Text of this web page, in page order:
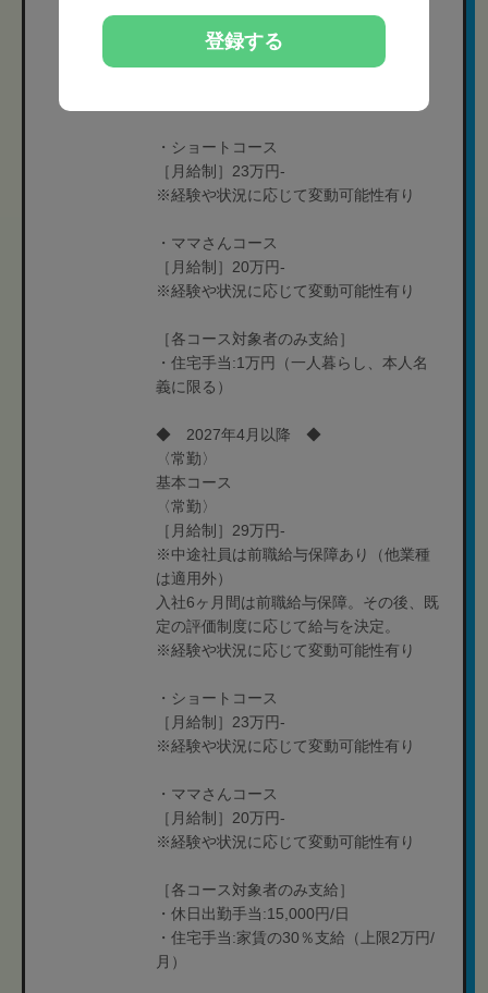
月8日休:285,000円
月6日休:315,000円
・ショートコース
［月給制］23万円-
※経験や状況に応じて変動可能性有り
・ママさんコース
［月給制］20万円-
※経験や状況に応じて変動可能性有り
［各コース対象者のみ支給］
・住宅手当:1万円（一人暮らし、本人名
義に限る）
◆ 2027年4月以降 ◆
〈常勤〉
基本コース
〈常勤〉
［月給制］29万円-
※中途社員は前職給与保障あり（他業種
は適用外）
入社6ヶ月間は前職給与保障。その後、既
定の評価制度に応じて給与を決定。
※経験や状況に応じて変動可能性有り
・ショートコース
［月給制］23万円-
※経験や状況に応じて変動可能性有り
・ママさんコース
［月給制］20万円-
※経験や状況に応じて変動可能性有り
［各コース対象者のみ支給］
・休日出勤手当:15,000円/日
・住宅手当:家賃の30％支給（上限2万円/
月）
登録する